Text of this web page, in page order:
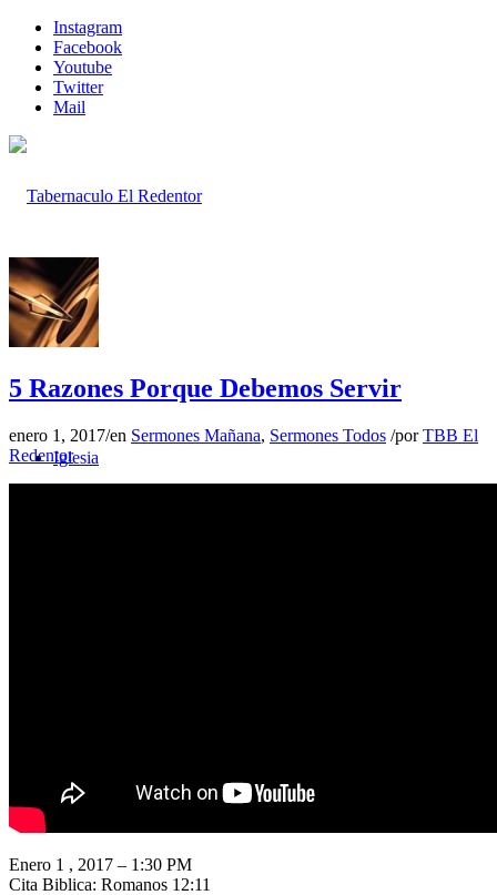
Instagram
Facebook
Youtube
Twitter
Mail
Inicio
Iglesia
5 Razones Porque Debemos Servir
enero 1, 2017/en Sermones Mañana, Sermones Todos /porTBB El
Redentor
Enero 1 , 2017 – 1:30 PM
Cita Biblica: Romanos 12:11